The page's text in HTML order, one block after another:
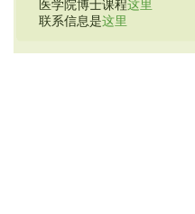
医学院博士课程这里
联系信息是这里